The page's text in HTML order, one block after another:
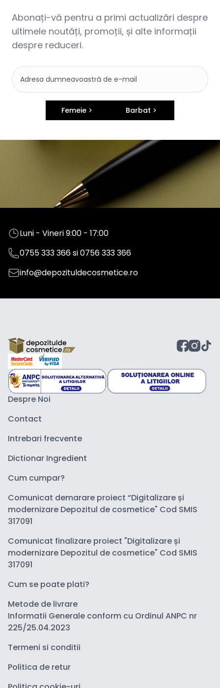
Abonați-vă pentru a primi actualizări despre
ultimele noutăți, promoții, și alte informații
despre reduceri.
Femeie Barbat
Luni - Vineri 9:00 - 17:00
0755 333 366si0756 333 366
info@depozituldecosmetice.ro
Despre Noi
Contact
Intrebari frecvente
Dictionar Ingredient
Cum cumpar?
Comunicat demarare proiect “Digitalizare și
modernizare Depozitul de cosmetice" Cod SMIS
317091
Comunicat finalizare proiect "Digitalizare și
modernizare Depozitul de cosmetice" Cod SMIS
317091
Cum se poate plati?
Metode de livrare
Informatii Generale conform cu Ordinul ANPC nr
225/25.04.2023
Termeni si conditii
Politica de retur